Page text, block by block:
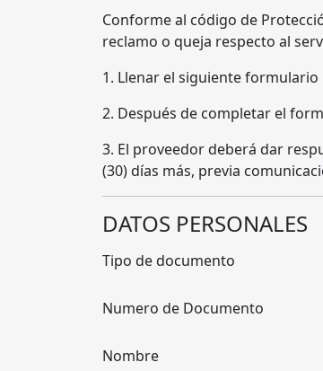
Conforme al código de
reclamo o queja respecto al
1. Llenar el siguiente
2. Después de completar el
3. El proveedor deberá dar
(30) días más, previa
DATOS PERSONALES
Tipo de documento
Numero de Documento
Nombre